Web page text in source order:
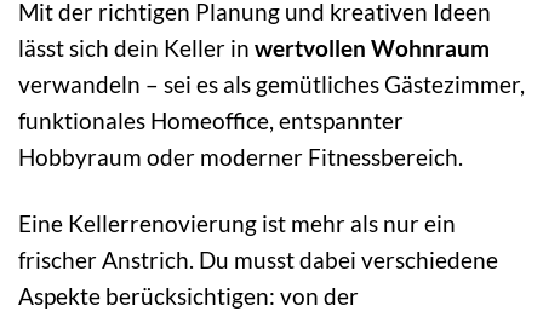
Mit der richtigen Planung und kreativen Ideen
lässt sich dein Keller in wertvollen Wohnraum
verwandeln – sei es als gemütliches Gästezimmer,
funktionales Homeoffice, entspannter
Hobbyraum oder moderner Fitnessbereich.
Eine Kellerrenovierung ist mehr als nur ein
frischer Anstrich. Du musst dabei verschiedene
Aspekte berücksichtigen: von der